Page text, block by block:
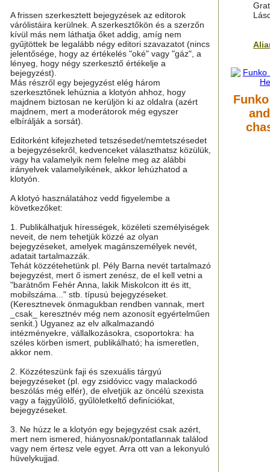
A frissen szerkesztett bejegyzések az editorok
várólistáira kerülnek. A szerkesztőkön és a szerzőn
kívül más nem láthatja őket addig, amíg nem
gyűjtöttek be legalább négy editori szavazatot (nincs
jelentősége, hogy az értékelés "oké" vagy "gáz", a
lényeg, hogy négy szerkesztő értékelje a
bejegyzést).
Más részről egy bejegyzést elég három
szerkesztőnek lehúznia a klotyón ahhoz, hogy
majdnem biztosan ne kerüljön ki az oldalra (azért
majdnem, mert a moderátorok még egyszer
elbírálják a sorsát).
Editorként kifejezheted tetszésedet/nemtetszésedet
a bejegyzésekről, kedvenceket választhatsz közülük,
vagy ha valamelyik nem felelne meg az alábbi
irányelvek valamelyikének, akkor lehúzhatod a
klotyón.
A klotyó használatához vedd figyelembe a
következőket:
1. Publikálhatjuk hírességek, közéleti személyiségek
neveit, de nem tehetjük közzé az olyan
bejegyzéseket, amelyek magánszemélyek nevét,
adatait tartalmazzák.
Tehát közzétehetünk pl. Pély Barna nevét tartalmazó
bejegyzést, mert ő ismert zenész, de el kell vetni a
"barátnőm Fehér Anna, lakik Miskolcon itt és itt,
mobilszáma..." stb. típusú bejegyzéseket.
(Keresztnevek önmagukban rendben vannak, mert
_csak_ keresztnév még nem azonosít egyértelműen
senkit.) Ugyanez az elv alkalmazandó
intézményekre, vállalkozásokra, csoportokra: ha
széles körben ismert, publikálható; ha ismeretlen,
akkor nem.
2. Közzéteszünk faji és szexuális tárgyú
bejegyzéseket (pl. egy zsidóvicc vagy malackodó
beszólás még elfér), de elvetjük az öncélú szexista
vagy a fajgyűlölő, gyűlöletkeltő definíciókat,
bejegyzéseket.
3. Ne húzz le a klotyón egy bejegyzést csak azért,
mert nem ismered, hiányosnak/pontatlannak találod
vagy nem értesz vele egyet. Arra ott van a lekonyuló
hüvelykujjad.